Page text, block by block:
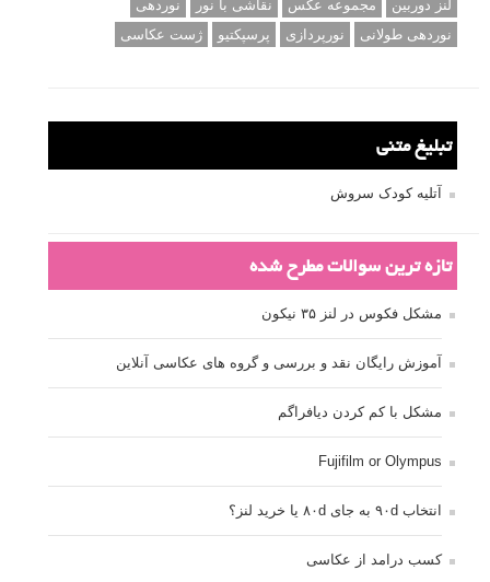
لنز دوربین
مجموعه عکس نقاشی با نور
نوردهی
نوردهی طولانی
نورپردازی پرسپکتیو ژست عکاسی
تبلیغ متنی
آتلیه کودک سروش
تازه ترین سوالات مطرح شده
مشکل فکوس در لنز ۳۵ نیکون
آموزش رایگان نقد و بررسی و گروه های عکاسی آنلاین
مشکل با کم کردن دیافراگم
Fujifilm or Olympus
انتخاب ۹۰d به جای ۸۰d یا خرید لنز؟
کسب درامد از عکاسی